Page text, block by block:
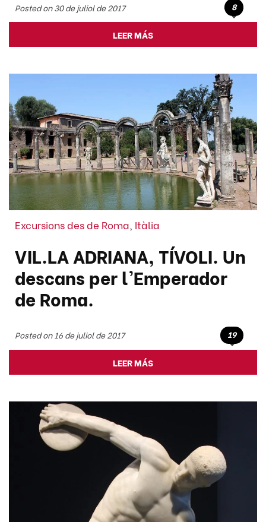
Posted on 30 de juliol de 2017 8
LEER MÁS
Excursions des de Roma, Itàlia
VIL.LA ADRIANA, TÍVOLI. Un
descans per l'Emperador
de Roma.
Posted on 16 de juliol de 2017 19
LEER MÁS